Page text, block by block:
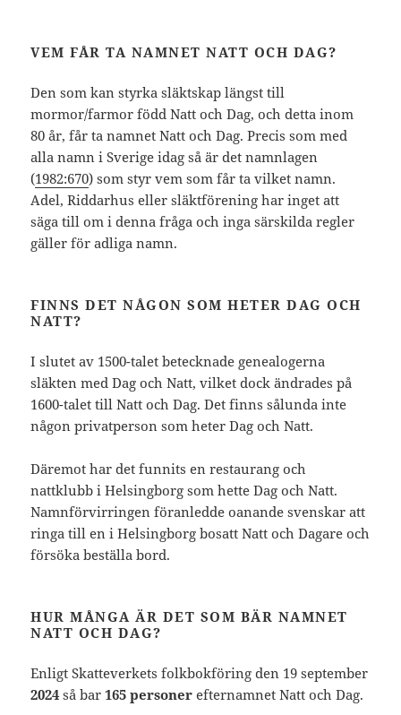
VEM FÅR TA NAMNET NATT OCH DAG?
Den som kan styrka släktskap längst till
mormor/farmor född Natt och Dag, och detta inom
80 år, får ta namnet Natt och Dag. Precis som med
alla namn i Sverige idag så är det namnlagen
(1982:670) som styr vem som får ta vilket namn.
Adel, Riddarhus eller släktförening har inget att
säga till om i denna fråga och inga särskilda regler
gäller för adliga namn.
FINNS DET NÅGON SOM HETER DAG OCH
NATT?
I slutet av 1500-talet betecknade genealogerna
släkten med Dag och Natt, vilket dock ändrades på
1600-talet till Natt och Dag. Det finns sålunda inte
någon privatperson som heter Dag och Natt.
Däremot har det funnits en restaurang och
nattklubb i Helsingborg som hette Dag och Natt.
Namnförvirringen föranledde oanande svenskar att
ringa till en i Helsingborg bosatt Natt och Dagare och
försöka beställa bord.
HUR MÅNGA ÄR DET SOM BÄR NAMNET
NATT OCH DAG?
Enligt Skatteverkets folkbokföring den 19 september
2024så bar165 personerefternamnet Natt och Dag.